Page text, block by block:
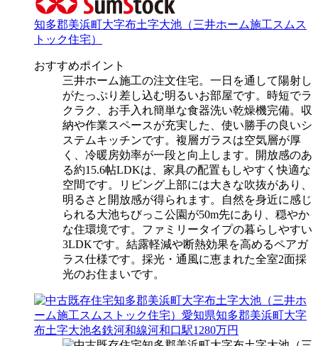
知多郡美浜町大字布土字大池（三井ホーム施工スムス
トック住宅）
おすすめポイント
三井ホーム施工の注文住宅。一日を通して陽射し
がたっぷり差し込む明るいお部屋です。時短でラ
クラク、お手入れ簡単な食器洗い乾燥機完備。収
納や作業スペースが充実した、使い勝手の良いシ
ステムキッチンです。複層ガラスは空気層が厚
く、冷暖房効率が一段と向上します。開放感のあ
る約15.6帖LDKは、家具の配置もしやすく快適な
空間です。リビング上部には大きな吹抜があり、
明るさと開放感が得られます。自然を身近に感じ
られる大池ちびっこ公園が50m先にあり、穏やか
な住環境です。ファミリータイプの暮らしやすい
3LDKです。結露軽減や断熱効果を高めるペアガ
ラス仕様です。採光・通風に恵まれた全室2面採
光のお住まいです。